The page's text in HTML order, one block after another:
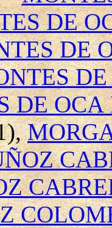
DE
DE
DE OCA